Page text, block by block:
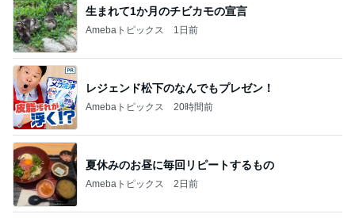
夏休みのお昼に毎回リピートするもの
Amebaトピックス 2日前